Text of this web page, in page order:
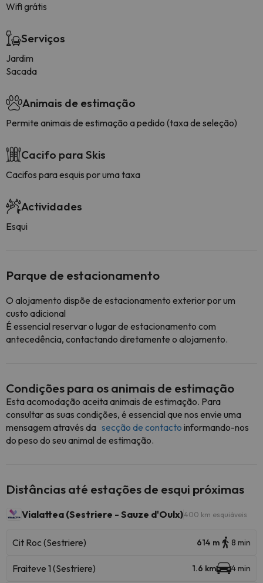
Wifi grátis
Serviços
Jardim
Sacada
Animais de estimação
Permite animais de estimação a pedido (taxa de seleção)
Cacifo para Skis
Cacifos para esquis por uma taxa
Actividades
Esqui
Parque de estacionamento
O alojamento dispõe de estacionamento exterior por um
custo adicional
É essencial reservar o lugar de estacionamento com
antecedência, contactando diretamente o alojamento.
Condições para os animais de estimação
Esta acomodação aceita animais de estimação. Para
consultar as suas condições, é essencial que nos envie uma
mensagem através da secção de contacto informando-nos
do peso do seu animal de estimação.
Distâncias até estações de esqui próximas
Vialattea (Sestriere - Sauze d'Oulx)400 km esquiáveis
Cit Roc (Sestriere) 614 m 8 min
Fraiteve 1 (Sestriere) 1.6 km 4 min